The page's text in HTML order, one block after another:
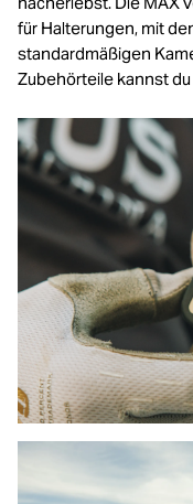
für Halterungen, mit
standardmäßigen
Zubehörteile kannst